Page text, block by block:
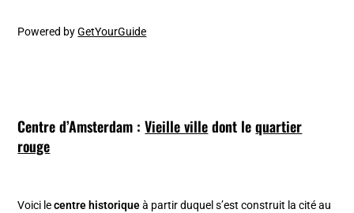
Powered byGetYourGuide
Centre d’Amsterdam :Vieille villedont lequartier
rouge
Voici lecentre historiqueà partir duquel s’est construit la cité au